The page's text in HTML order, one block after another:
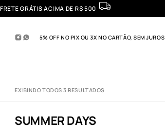
FRETE GRÁTIS ACIMA DE R$ 500
5% OFF NO PIX OU 3X NO CARTÃO, SEM JUROS
EXIBINDO TODOS 3 RESULTADOS
SUMMER DAYS